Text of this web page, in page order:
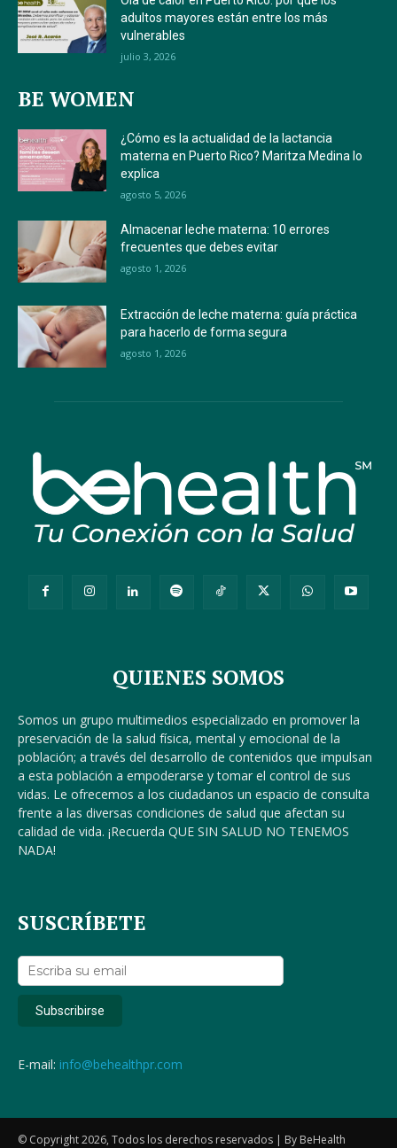
adultos mayores están entre los más
vulnerables
julio 3, 2026
BE WOMEN
¿Cómo es la actualidad de la lactancia
materna en Puerto Rico? Maritza Medina lo
explica
agosto 5, 2026
Almacenar leche materna: 10 errores
frecuentes que debes evitar
agosto 1, 2026
Extracción de leche materna: guía práctica
para hacerlo de forma segura
agosto 1, 2026
QUIENES SOMOS
Somos un grupo multimedios especializado en promover la
preservación de la salud física, mental y emocional de la
población; a través del desarrollo de contenidos que impulsan
a esta población a empoderarse y tomar el control de sus
vidas. Le ofrecemos a los ciudadanos un espacio de consulta
frente a las diversas condiciones de salud que afectan su
calidad de vida. ¡Recuerda QUE SIN SALUD NO TENEMOS
NADA!
SUSCRÍBETE
E-mail: info@behealthpr.com
© Copyright 2026, Todos los derechos reservados | By BeHealth